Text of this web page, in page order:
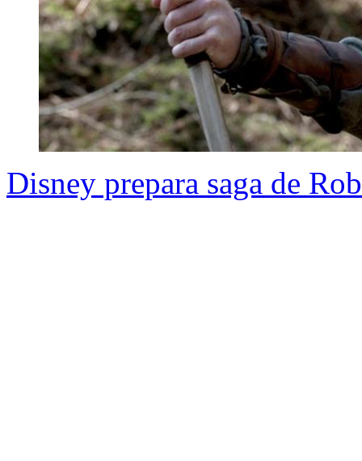
Disney prepara saga de